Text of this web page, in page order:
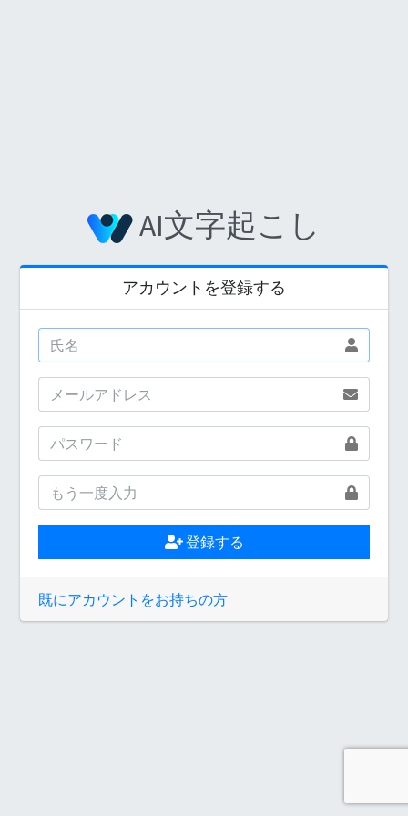
AI文字起こし
アカウントを登録する
登録する
既にアカウントをお持ちの方